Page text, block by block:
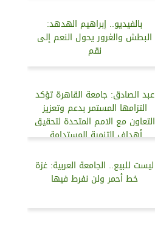
بالفيديو.. إبراهيم الهدهد:
البطش والغرور يحول النعم إلى
نقم
عبد الصادق: جامعة القاهرة تؤكد
التزامها المستمر بدعم وتعزيز
التعاون مع الامم المتحدة لتحقيق
أهداف التنمية المستدامة.
ليست للبيع.. الجامعة العربية: غزة
خط أحمر ولن نفرط فيها